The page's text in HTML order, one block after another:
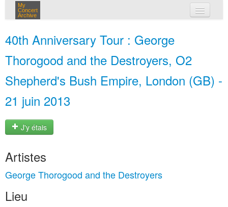
My
Concert
Archive
40th Anniversary Tour : George
Thorogood and the Destroyers, O2
Shepherd's Bush Empire, London (GB) -
21 juin 2013
J'y étais
Artistes
George Thorogood and the Destroyers
Lieu